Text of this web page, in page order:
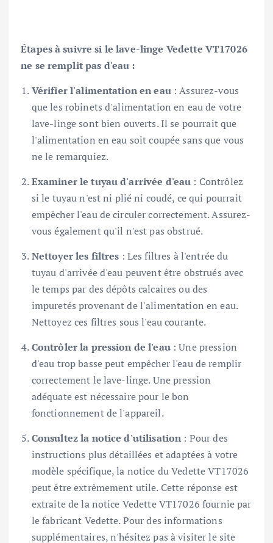
Étapes à suivre si le lave-linge Vedette VT17026
ne se remplit pas d'eau :
Vérifier l'alimentation en eau: Assurez-vous
que les robinets d'alimentation en eau de votre
lave-linge sont bien ouverts. Il se pourrait que
l'alimentation en eau soit coupée sans que vous
ne le remarquiez.
Examiner le tuyau d'arrivée d'eau : Contrôlez
si le tuyau n'est ni plié ni coudé, ce qui pourrait
empêcher l'eau de circuler correctement. Assurez-
vous également qu'il n'est pas obstrué.
Nettoyer les filtres : Les filtres à l'entrée du
tuyau d'arrivée d'eau peuvent être obstrués avec
le temps par des dépôts calcaires ou des
impuretés provenant de l'alimentation en eau.
Nettoyez ces filtres sous l'eau courante.
Contrôler la pression de l'eau: Une pression
d'eau trop basse peut empêcher l'eau de remplir
correctement le lave-linge. Une pression
adéquate est nécessaire pour le bon
fonctionnement de l'appareil.
Consultez la notice d'utilisation : Pour des
instructions plus détaillées et adaptées à votre
modèle spécifique, la notice du Vedette VT17026
peut être extrêmement utile. Cette réponse est
extraite de la notice Vedette VT17026 fournie par
le fabricant Vedette. Pour des informations
supplémentaires, n'hésitez pas à visiter le site